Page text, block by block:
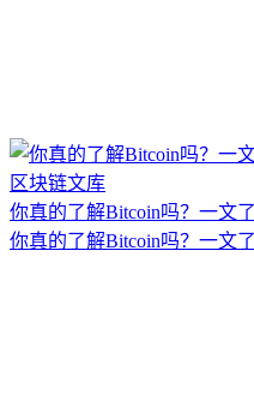
你真的了解Bitcoin吗？一文
你真的了解Bitcoin吗？一文